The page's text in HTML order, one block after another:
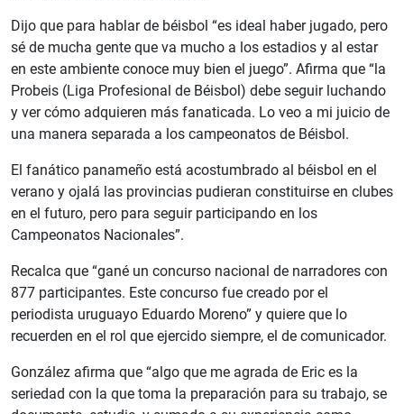
Dijo que para hablar de béisbol “es ideal haber jugado, pero
sé de mucha gente que va mucho a los estadios y al estar
en este ambiente conoce muy bien el juego”. Afirma que “la
Probeis (Liga Profesional de Béisbol) debe seguir luchando
y ver cómo adquieren más fanaticada. Lo veo a mi juicio de
una manera separada a los campeonatos de Béisbol.
El fanático panameño está acostumbrado al béisbol en el
verano y ojalá las provincias pudieran constituirse en clubes
en el futuro, pero para seguir participando en los
Campeonatos Nacionales”.
Recalca que “gané un concurso nacional de narradores con
877 participantes. Este concurso fue creado por el
periodista uruguayo Eduardo Moreno” y quiere que lo
recuerden en el rol que ejercido siempre, el de comunicador.
González afirma que “algo que me agrada de Eric es la
seriedad con la que toma la preparación para su trabajo, se